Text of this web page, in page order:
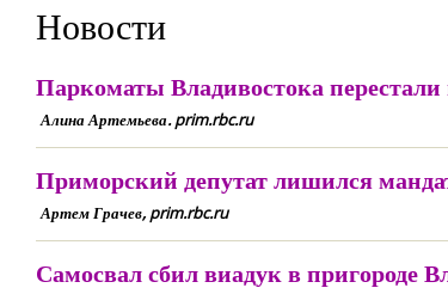
Новости
Паркоматы Владивостока
Алина Артемьева. prim.rbc.ru
Приморский депутат лишился
Артем Грачев, prim.rbc.ru
Самосвал сбил виадук в пригороде